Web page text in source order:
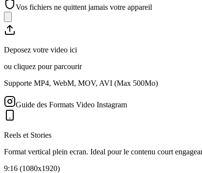
Vos fichiers ne quittent jamais votre appareil
Deposez votre video ici
ou cliquez pour parcourir
Supporte MP4, WebM, MOV, AVI (Max 500Mo)
Guide des Formats Video Instagram
Reels et Stories
Format vertical plein ecran. Ideal pour le contenu court
9:16 (1080x1920)